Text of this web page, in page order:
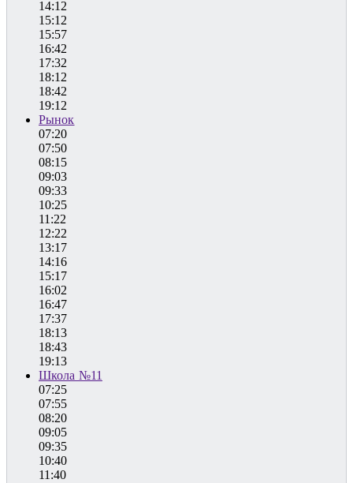
14:12
15:12
15:57
16:42
17:32
18:12
18:42
19:12
Рынок
07:20
07:50
08:15
09:03
09:33
10:25
11:22
12:22
13:17
14:16
15:17
16:02
16:47
17:37
18:13
18:43
19:13
Школа №11
07:25
07:55
08:20
09:05
09:35
10:40
11:40